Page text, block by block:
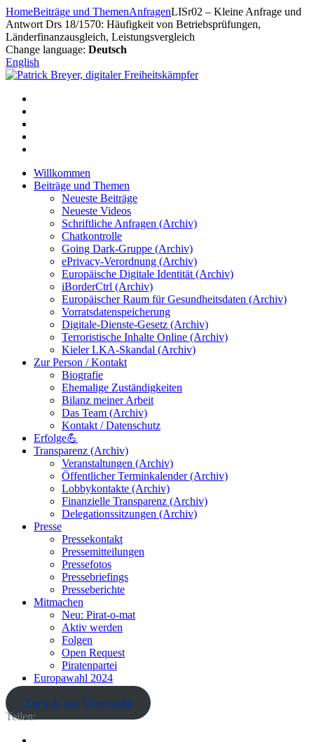
Zum
Inhalt
springen
HomeBeiträge und ThemenAnfragenLISr02 – Kleine Anfrage und
Antwort Drs 18/1570: Häufigkeit von Betriebsprüfungen,
Länderfinanzausgleich, Leistungsvergleich
Change language: Deutsch
English
Willkommen
Beiträge und Themen
Neueste Beiträge
Neueste Videos
Schriftliche Anfragen (Archiv)
Chatkontrolle
Going Dark-Gruppe (Archiv)
ePrivacy-Verordnung (Archiv)
Europäische Digitale Identität (Archiv)
iBorderCtrl (Archiv)
Europäischer Raum für Gesundheitsdaten (Archiv)
Vorratsdatenspeicherung
Digitale-Dienste-Gesetz (Archiv)
Terroristische Inhalte Online (Archiv)
Kieler LKA-Skandal (Archiv)
Zur Person / Kontakt
Biografie
Ehemalige Zuständigkeiten
Bilanz meiner Arbeit
Das Team (Archiv)
Kontakt / Datenschutz
Erfolge💪
Transparenz (Archiv)
Veranstaltungen (Archiv)
Öffentlicher Terminkalender (Archiv)
Lobbykontakte (Archiv)
Finanzielle Transparenz (Archiv)
Delegationssitzungen (Archiv)
Presse
Pressekontakt
Pressemitteilungen
Pressefotos
Pressebriefings
Presseberichte
Mitmachen
Neu: Pirat-o-mat
Aktiv werden
Folgen
Open Request
Piratenpartei
Europawahl 2024
Zurück zur Übersicht
Teilen: